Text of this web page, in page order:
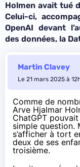
Holmen avait tué
Celui-ci,
OpenAI devant
des données, la
Martin Clavey
Le 21 mars 2025 à
Comme de
Arve Hjalmar
ChatGPT
simple question.
s’afficher à tort
deux de ses
troisième.